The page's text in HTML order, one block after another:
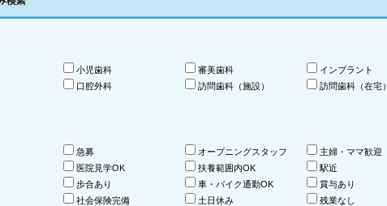
小児歯科 審美歯科
インプラント
口腔外科 訪問歯科（施設）
訪問歯科（在宅）
急募 オープニングスタッフ
主婦・ママ歓迎
医院見学OK 扶養範囲内OK
駅近
歩合あり 車・バイク通勤OK
賞与あり
社会保険完備 土日休み
残業なし